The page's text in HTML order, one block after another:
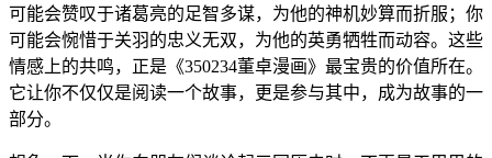
可能会赞叹于诸葛亮的足智多谋，为他的神机妙算而折服；你
可能会惋惜于关羽的忠义无双，为他的英勇牺牲而动容。这些
情感上的共鸣，正是《350234董卓漫画》最宝贵的价值所在。
它让你不仅仅是阅读一个故事，更是参与其中，成为故事的一
部分。